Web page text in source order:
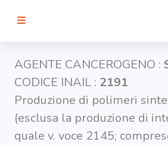
Agenti
Lavorazioni
AGENTE CANCEROGENO :
CODICE INAIL : 2191
Produzione di polimeri
(esclusa la produzione di
quale v. voce 2145;